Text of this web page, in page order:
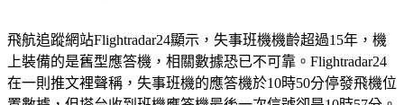
飛航追蹤網站Flightradar24顯示，失事班機機齡超過15年，機
上裝備的是舊型應答機，相關數據恐已不可靠。Flightradar24
在一則推文裡聲稱，失事班機的應答機於10時50分停發飛機位